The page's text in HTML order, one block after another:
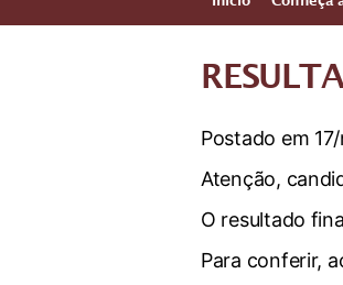
Postado em
Atenção,
O resultado
Para conferir,